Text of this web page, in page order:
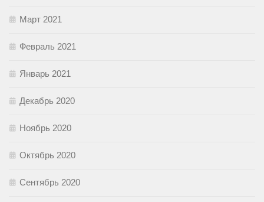
Март 2021
Февраль 2021
Январь 2021
Декабрь 2020
Ноябрь 2020
Октябрь 2020
Сентябрь 2020